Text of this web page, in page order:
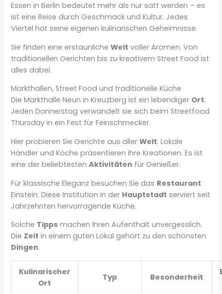
Essen in Berlin bedeutet mehr als nur satt werden – es
ist eine Reise durch Geschmack und Kultur. Jedes
Viertel hat seine eigenen kulinarischen Geheimnisse.
Sie finden eine erstaunlicheWelt voller Aromen. Von
traditionellen Gerichten bis zu kreativem Street Food ist
alles dabei.
Markthallen, Street Food und traditionelle Küche
Die Markthalle Neun in Kreuzberg ist ein lebendiger Ort.
Jeden Donnerstag verwandelt sie sich beim Streetfood
Thursday in ein Fest für Feinschmecker.
Hier probieren Sie Gerichte aus allerWelt. Lokale
Händler und Köche präsentieren ihre Kreationen. Es ist
eine der beliebtestenAktivitäten für Genießer.
Für klassische Eleganz besuchen Sie das Restaurant
Einstein. Diese Institution in der Hauptstadt serviert seit
Jahrzehnten hervorragende Küche.
Solche Tipps machen Ihren Aufenthalt unvergesslich.
Die Zeit in einem guten Lokal gehört zu den schönsten
Dingen.
Kulinarischer
Ort
Typ Besonderheit